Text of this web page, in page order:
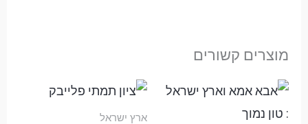
מוצרים קשורים
טווח
ארץ ישראל
טווח
מחירים: